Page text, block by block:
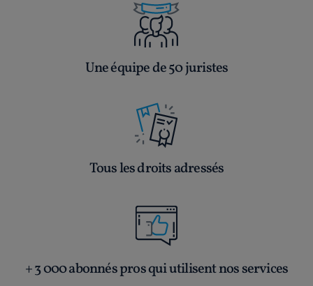
Une équipe de 50 juristes
Tous les droits adressés
+ 3 000 abonnés pros qui utilisent nos services